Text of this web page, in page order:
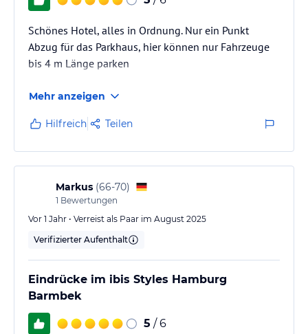
Schönes Hotel, alles in Ordnung. Nur ein Punkt
Abzug für das Parkhaus, hier können nur Fahrzeuge
bis 4 m Länge parken
Mehr anzeigen
Hilfreich Teilen
Markus (66-70)
1 Bewertungen
Vor 1 Jahr • Verreist als Paar im August 2025
Verifizierter Aufenthalt
Eindrücke im ibis Styles Hamburg
Barmbek
5 / 6